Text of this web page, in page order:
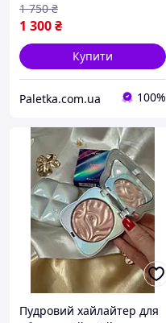
1 300₴
1 750 ₴
Купити
Paletka.com.ua 100%
Пудровий хайлайтер для